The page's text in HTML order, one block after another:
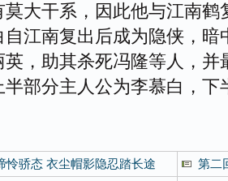
莫大干系，因此他与江南
自江南复出后成为隐侠，
英，助其杀死冯隆等人，
半部分主人公为李慕白，下
怜骄态 衣尘帽影隐忍踏长途
第二